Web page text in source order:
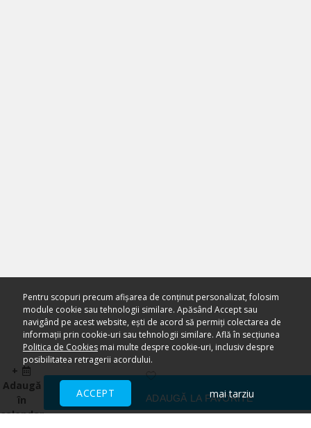
+
Adaugă
în
calendar
ADAUGĂ LA FAVORITE
Pentru scopuri precum afișarea de conținut personalizat, folosim
module cookie sau tehnologii similare. Apăsând Accept sau
navigând pe acest website, ești de acord să permiți colectarea de
informații prin cookie-uri sau tehnologii similare. Află în secțiunea
Politica de Cookiesmai multe despre cookie-uri, inclusiv despre
posibilitatea retragerii acordului.
ACCEPT mai tarziu